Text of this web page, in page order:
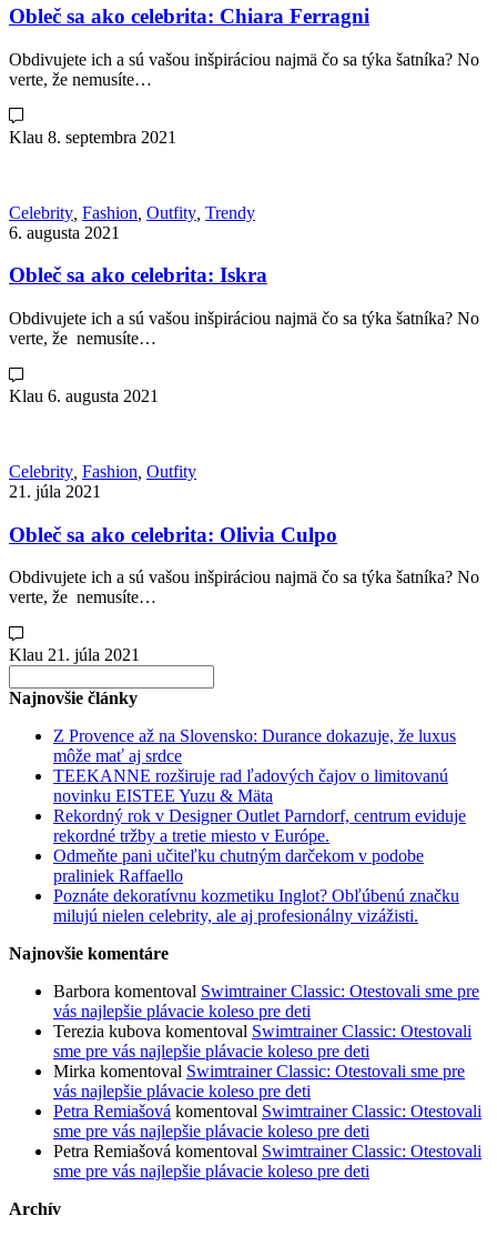
Obleč sa ako celebrita: Chiara Ferragni
Obdivujete ich a sú vašou inšpiráciou najmä čo sa týka šatníka? No
verte, že nemusíte…
Klau 8. septembra 2021
Celebrity Fashion Outfity Trendy
6. augusta 2021
Obleč sa ako celebrita: Iskra
Obdivujete ich a sú vašou inšpiráciou najmä čo sa týka šatníka? No
verte, že nemusíte…
Klau 6. augusta 2021
Celebrity Fashion Outfity
21. júla 2021
Obleč sa ako celebrita: Olivia Culpo
Obdivujete ich a sú vašou inšpiráciou najmä čo sa týka šatníka? No
verte, že nemusíte…
Klau 21. júla 2021
for:
Najnovšie články
Z Provence až na Slovensko: Durance dokazuje, že luxus
môže mať aj srdce
TEEKANNE rozširuje rad ľadových čajov o limitovanú
novinku EISTEE Yuzu & Mäta
Rekordný rok v Designer Outlet Parndorf, centrum eviduje
rekordné tržby a tretie miesto v Európe.
Odmeňte pani učiteľku chutným darčekom v podobe
praliniek Raffaello
Poznáte dekoratívnu kozmetiku Inglot? Obľúbenú značku
milujú nielen celebrity, ale aj profesionálny vizážisti.
Najnovšie komentáre
Barbora komentoval Swimtrainer Classic: Otestovali sme pre
vás najlepšie plávacie koleso pre deti
Terezia kubova komentoval Swimtrainer Classic: Otestovali
sme pre vás najlepšie plávacie koleso pre deti
Mirka komentoval Swimtrainer Classic: Otestovali sme pre
vás najlepšie plávacie koleso pre deti
Petra Remiašová komentoval Swimtrainer Classic: Otestovali
sme pre vás najlepšie plávacie koleso pre deti
Petra Remiašová komentoval Swimtrainer Classic: Otestovali
sme pre vás najlepšie plávacie koleso pre deti
Archív